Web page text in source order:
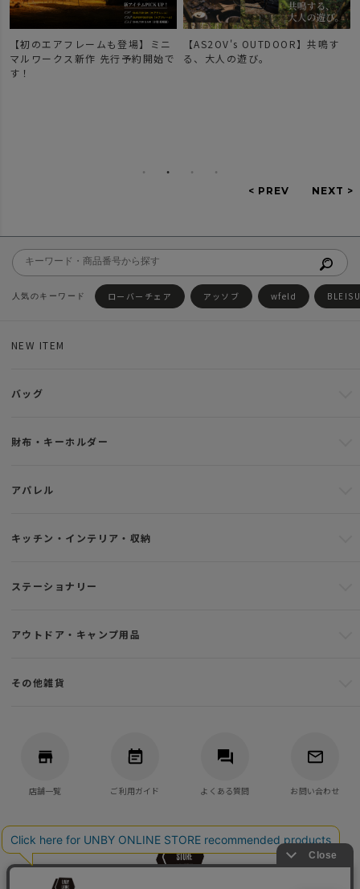
【初のエアフレームも登場】ミニ
マルワークス新作 先行予約開始で
す！
【AS2OV's OUTDOOR】共鳴す
る、大人の遊び。
ローバーチェア アッソブ wfeld
NEW ITEM
バッグ
財布・キーホルダー
アパレル
キッチン・インテリア・収納
ステーショナリー
アウトドア・キャンプ用品
その他雑貨
店舗一覧 ご利用ガイド よくある質問 お問い合わせ